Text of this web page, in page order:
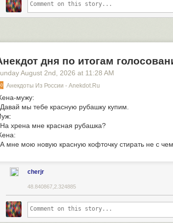
дня по итогам
August 2nd , 2026 at 11:28 AM
Анекдоты Из России - Anekdot.ru
мужу:
мы тебе красную рубашку купим.
хрена мне красная рубашка?
мне мою новую красную кофточку стирать не с чем.
cherjr
48.840867,2.324885